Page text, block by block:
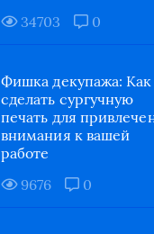
34703
0
Фишка декупажа: Как
сделать сургучную
печать для
внимания к вашей
работе
9676
0